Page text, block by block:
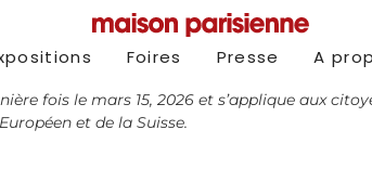
Foires Presse A
fois le mars 15, 2026 et s’applique aux
et de la Suisse.